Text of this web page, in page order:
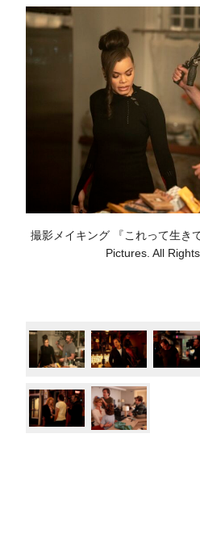
撮影メイキング 『これって生き
Pictures. All